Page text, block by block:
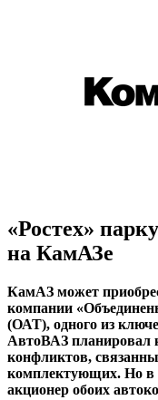
«Ростех»
на КамАЗе
КамАЗ может
компании
(ОАТ), одного из
АвтоВАЗ планировал
конфликтов,
комплектующих. Но в
акционер обоих